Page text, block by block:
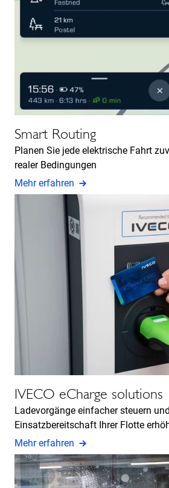
Smart Routing
Planen Sie jede elektrische Fahrt
realer Bedingungen
Mehr erfahren
IVECO eCharge solutions
Ladevorgänge einfacher steuern
Einsatzbereitschaft Ihrer Flotte
Mehr erfahren